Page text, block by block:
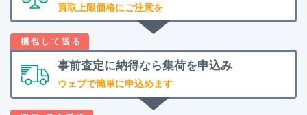
買取上限価格にご注意を
事前査定に納得なら集荷を申込み
ウェブで簡単に申込めます